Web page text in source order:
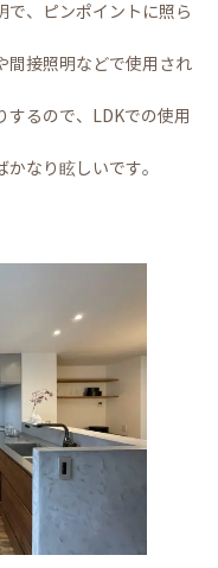
で、ピンポイントに照ら
間接照明などで使用され
するので、LDKでの使用
なり眩しいです。